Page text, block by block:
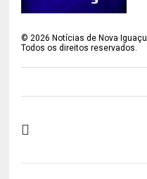
©2026 Notícias de Nova Iguaçu
Todos os direitos reservados.